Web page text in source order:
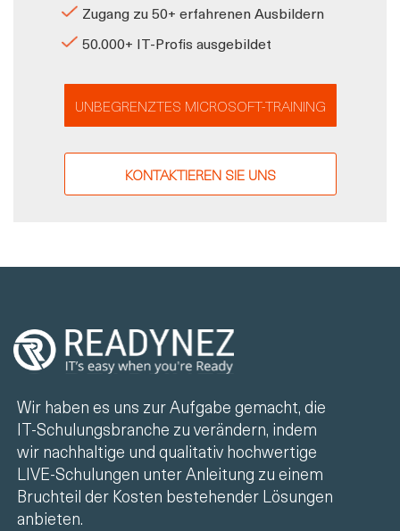
Zugang zu 50+ erfahrenen Ausbildern
50.000+ IT-Profis ausgebildet
UNBEGRENZTES MICROSOFT-TRAINING
KONTAKTIEREN SIE UNS
Wir haben es uns zur Aufgabe gemacht, die
IT-Schulungsbranche zu verändern, indem
wir nachhaltige und qualitativ hochwertige
LIVE-Schulungen unter Anleitung zu einem
Bruchteil der Kosten bestehender Lösungen
anbieten.